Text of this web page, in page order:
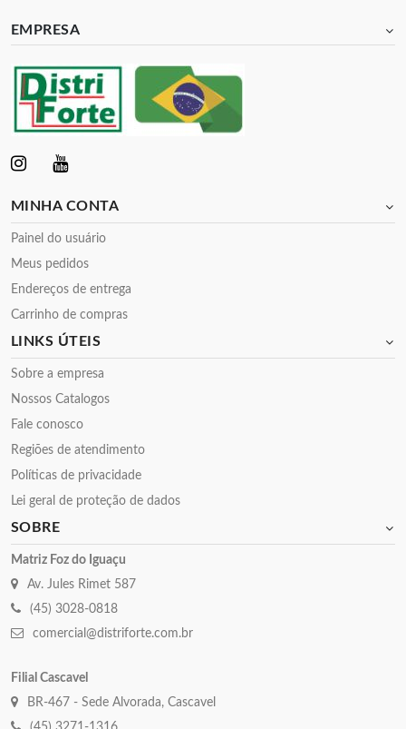
EMPRESA
MINHA CONTA
Painel do usuário
Meus pedidos
Endereços de entrega
Carrinho de compras
LINKS ÚTEIS
Sobre a empresa
Nossos Catalogos
Fale conosco
Regiões de atendimento
Políticas de privacidade
Lei geral de proteção de dados
SOBRE
Matriz Foz do Iguaçu
Av. Jules Rimet 587
(45) 3028-0818
comercial@distriforte.com.br
Filial Cascavel
BR-467 - Sede Alvorada, Cascavel